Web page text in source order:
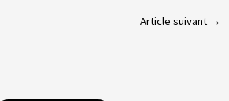
Article suivant →